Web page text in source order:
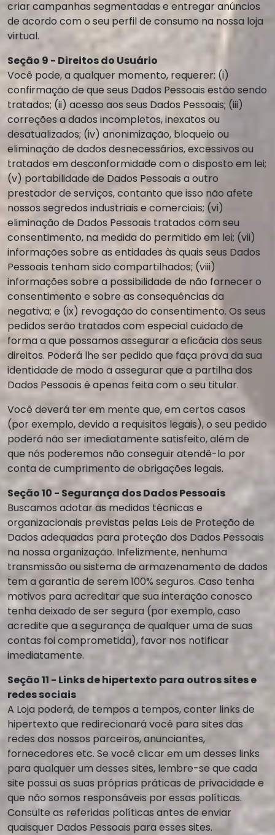
criar campanhas segmentadas e entregar anúncios
de acordo com o seu perfil de consumo na nossa loja
virtual.
Seção 9 - Direitos do Usuário
Você pode, a qualquer momento, requerer: (i)
confirmação de que seus Dados Pessoais estão sendo
tratados; (ii) acesso aos seus Dados Pessoais; (iii)
correções a dados incompletos, inexatos ou
desatualizados; (iv) anonimização, bloqueio ou
eliminação de dados desnecessários, excessivos ou
tratados em desconformidade com o disposto em lei;
(v) portabilidade de Dados Pessoais a outro
prestador de serviços, contanto que isso não afete
nossos segredos industriais e comerciais; (vi)
eliminação de Dados Pessoais tratados com seu
consentimento, na medida do permitido em lei; (vii)
informações sobre as entidades às quais seus Dados
Pessoais tenham sido compartilhados; (viii)
informações sobre a possibilidade de não fornecer o
consentimento e sobre as consequências da
negativa; e (ix) revogação do consentimento. Os seus
pedidos serão tratados com especial cuidado de
forma a que possamos assegurar a eficácia dos seus
direitos. Poderá lhe ser pedido que faça prova da sua
identidade de modo a assegurar que a partilha dos
Dados Pessoais é apenas feita com o seu titular.
Você deverá ter em mente que, em certos casos
(por exemplo, devido a requisitos legais), o seu pedido
poderá não ser imediatamente satisfeito, além de
que nós poderemos não conseguir atendê-lo por
conta de cumprimento de obrigações legais.
Seção 10 - Segurança dos Dados Pessoais
Buscamos adotar as medidas técnicas e
organizacionais previstas pelas Leis de Proteção de
Dados adequadas para proteção dos Dados Pessoais
na nossa organização. Infelizmente, nenhuma
transmissão ou sistema de armazenamento de dados
tem a garantia de serem 100% seguros. Caso tenha
motivos para acreditar que sua interação conosco
tenha deixado de ser segura (por exemplo, caso
acredite que a segurança de qualquer uma de suas
contas foi comprometida), favor nos notificar
imediatamente.
Seção 11 - Links de hipertexto para outros sites e
redes sociais
A Loja poderá, de tempos a tempos, conter links de
hipertexto que redirecionará você para sites das
redes dos nossos parceiros, anunciantes,
fornecedores etc. Se você clicar em um desses links
para qualquer um desses sites, lembre-se que cada
site possui as suas próprias práticas de privacidade e
que não somos responsáveis por essas políticas.
Consulte as referidas políticas antes de enviar
quaisquer Dados Pessoais para esses sites.